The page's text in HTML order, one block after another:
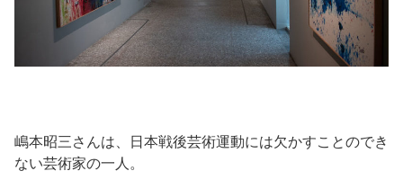
嶋本昭三さんは、日本戦後芸術運動には欠かすことのでき
ない芸術家の一人。